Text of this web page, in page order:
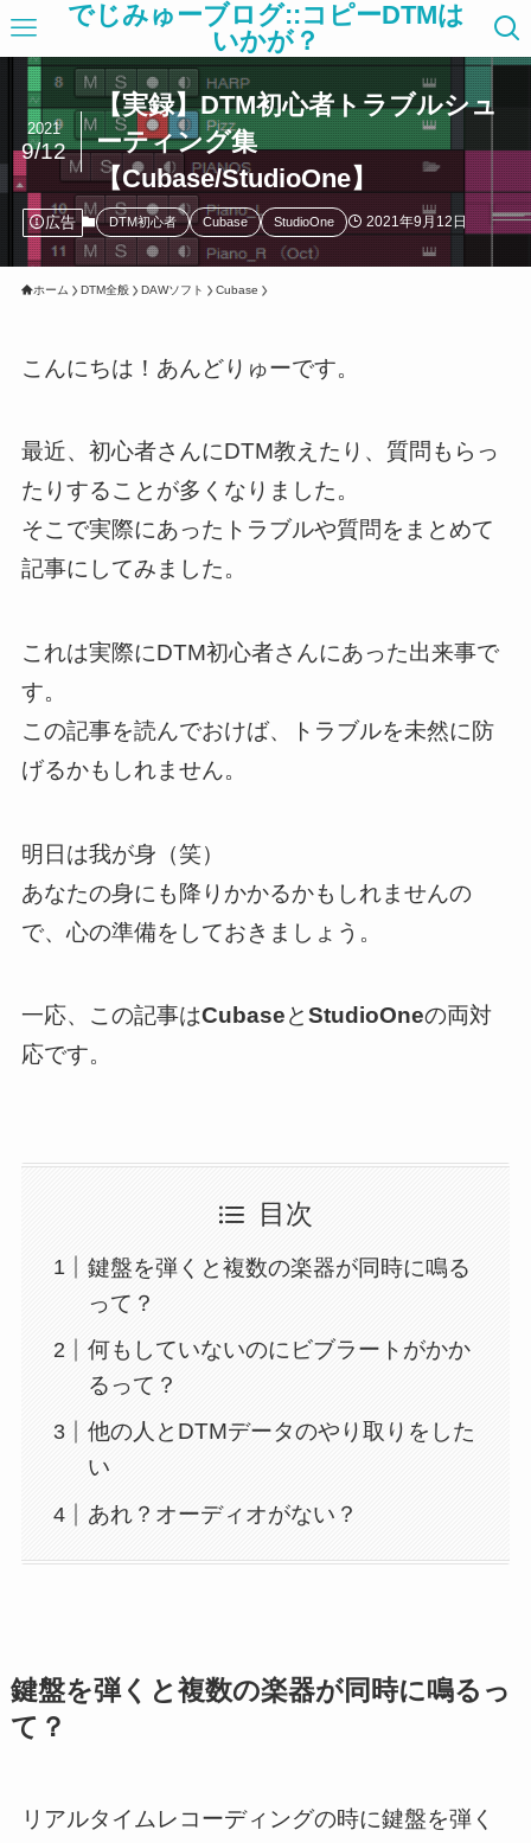
でじみゅーブログ::コピーDTMは
いかが？
【実録】DTM初心者トラブルシュ
ーティング集
【Cubase/StudioOne】
2021
9/12
広告 DTM初心者 Cubase StudioOne 2021年9月12日
ホーム DTM全般 DAWソフト Cubase
こんにちは！あんどりゅーです。
最近、初心者さんにDTM教えたり、質問もらっ
たりすることが多くなりました。
そこで実際にあったトラブルや質問をまとめて
記事にしてみました。
これは実際にDTM初心者さんにあった出来事で
す。
この記事を読んでおけば、トラブルを未然に防
げるかもしれません。
明日は我が身（笑）
あなたの身にも降りかかるかもしれませんの
で、心の準備をしておきましょう。
一応、この記事はCubaseとStudioOneの両対
応です。
目次
鍵盤を弾くと複数の楽器が同時に鳴る
って？
何もしていないのにビブラートがかか
るって？
他の人とDTMデータのやり取りをした
い
あれ？オーディオがない？
鍵盤を弾くと複数の楽器が同時に鳴るっ
て？
リアルタイムレコーディングの時に鍵盤を弾く